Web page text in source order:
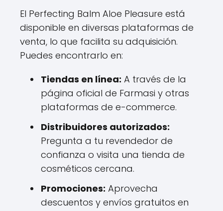
El Perfecting Balm Aloe Pleasure está
disponible en diversas plataformas de
venta, lo que facilita su adquisición.
Puedes encontrarlo en:
Tiendas en línea: A través de la
página oficial de Farmasi y otras
plataformas de e-commerce.
Distribuidores autorizados:
Pregunta a tu revendedor de
confianza o visita una tienda de
cosméticos cercana.
Promociones: Aprovecha
descuentos y envíos gratuitos en